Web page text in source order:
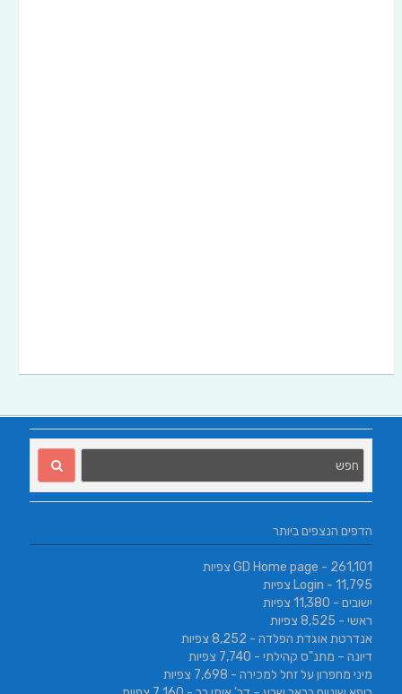
הדפים הנצפים ביותר
GD Home page - 261,101 צפיות
Login - 11,795 צפיות
ישובים - 11,380 צפיות
ראשי - 8,525 צפיות
אנדרטת אוגדת הפלדה - 8,252 צפיות
דיונה – מתנ"ס קהילתי - 7,740 צפיות
מיני מחפרון על זחל למכירה - 7,698 צפיות